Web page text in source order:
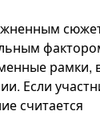
рамки,
Если
считается